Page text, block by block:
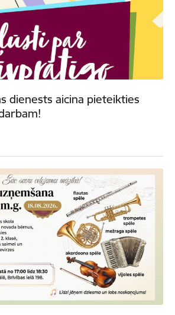
dienests aicina pieteikties